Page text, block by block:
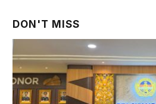
DON'T MISS